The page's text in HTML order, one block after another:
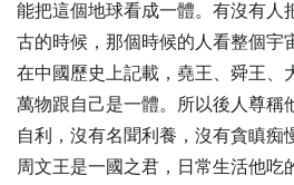
24
重視因果-全1集
25
念佛的真實利益—往生西方
26
恢復孝敬家和人樂宇清國
典開示-全1集
27
宗教是世界和平所必需-全1集
28
真正相信因果-全1集
能把這個地球看成一體。有沒有人
古的時候，那個時候的人看整個宇
在中國歷史上記載，堯王、舜王、
萬物跟自己是一體。所以後人尊稱
自利，沒有名聞利養，沒有貪瞋痴
周文王是一國之君，日常生活他吃